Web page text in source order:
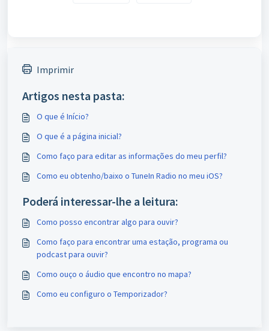
Imprimir
Artigos nesta pasta:
O que é Início?
O que é a página inicial?
Como faço para editar as informações do meu perfil?
Como eu obtenho/baixo o TuneIn Radio no meu iOS?
Poderá interessar-lhe a leitura:
Como posso encontrar algo para ouvir?
Como faço para encontrar uma estação, programa ou
podcast para ouvir?
Como ouço o áudio que encontro no mapa?
Como eu configuro o Temporizador?